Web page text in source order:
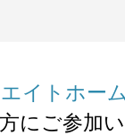
イトホー
にご参加